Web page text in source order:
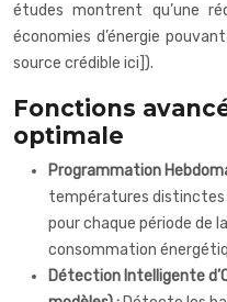
études montrent qu’une
économies d’énergie
source crédible ici]).
Fonctions
optimale
Programmation
températures distinctes
pour chaque période de
consommation
Détection Intelligente